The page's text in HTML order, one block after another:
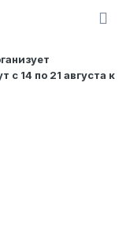
14 по 21 августа к